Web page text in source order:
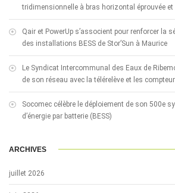
tridimensionnelle à bras horizontal éprouvée et
Qair et PowerUp s’associent pour renforcer la
des installations BESS de Stor’Sun à Maurice
Le Syndicat Intercommunal des Eaux de
de son réseau avec la télérelève et les
Socomec célèbre le déploiement de son 500e
d’énergie par batterie (BESS)
ARCHIVES
juillet 2026